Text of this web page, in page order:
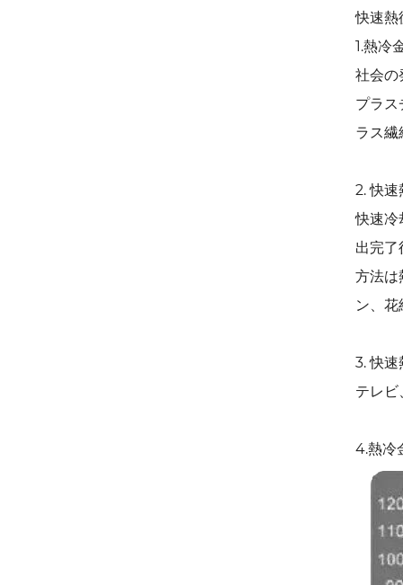
快速熱
1.熱冷
社会の
プラ
ラス
2. 快
快速冷
出完
方法は
ン、
3. 快
テレ
4.熱冷